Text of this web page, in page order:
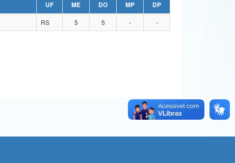
UF ME DO MP
DP
RS 5 5 - -